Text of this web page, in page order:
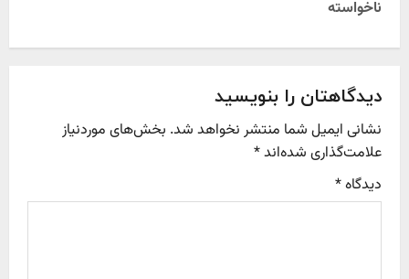
v
i
g
ناخواسته
دیدگاهتان را بنویسید
نشانی ایمیل شما منتشر نخواهد شد. بخش‌های موردنیاز
علامت‌گذاری شده‌اند*
دیدگاه*